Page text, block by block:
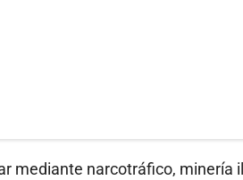
mediante narcotráfico, minería